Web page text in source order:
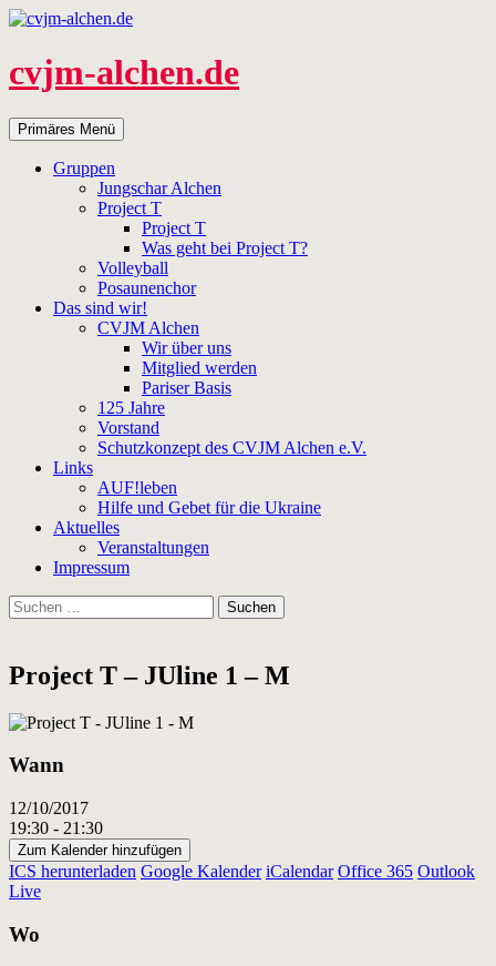
Zum
springen
cvjm-alchen.de
Suchen
Primäres Menü
Gruppen
Jungschar Alchen
Project T
Project T
Was geht bei Project T?
Volleyball
Posaunenchor
Das sind wir!
CVJM Alchen
Wir über uns
Mitglied werden
Pariser Basis
125 Jahre
Vorstand
Schutzkonzept des CVJM Alchen e.V.
Links
AUF!leben
Hilfe und Gebet für die Ukraine
Aktuelles
Veranstaltungen
Impressum
Suchen
nach:
Project T – JUline 1 – M
Wann
12/10/2017
19:30 - 21:30
Zum Kalender hinzufügen
ICS herunterladen Google Kalender iCalendar Office 365 Outlook
Live
Wo